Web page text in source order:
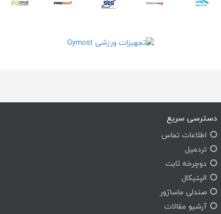
دسترسی سریع
اطلاعات تماس
تردمیل
دوچرخه ثابت
الپتیکال
صندلی ماساژور
آرشیو مقالات